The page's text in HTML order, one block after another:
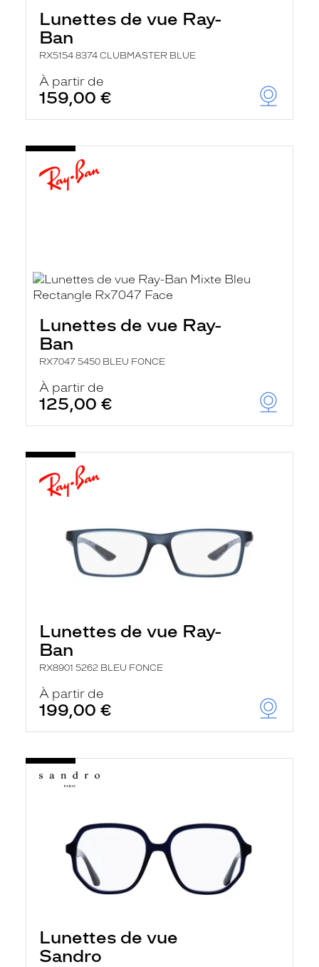
Lunettes de vue Ray-
Ban
RX5154 8374 CLUBMASTER BLUE
À partir de
159,00 €
Lunettes de vue Ray-
Ban
RX7047 5450 BLEU FONCE
À partir de
125,00 €
Lunettes de vue Ray-
Ban
RX8901 5262 BLEU FONCE
À partir de
199,00 €
Lunettes de vue
Sandro